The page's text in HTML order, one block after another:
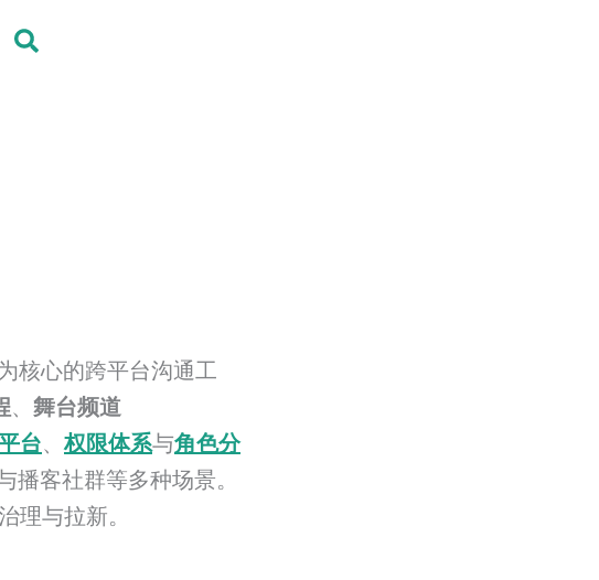
核心的跨平台沟通工
、 舞台频道
台、权限体系与角色分
客社群等多种场景。
理与拉新。